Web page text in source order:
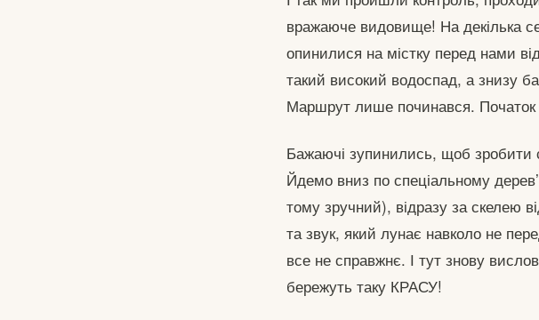
вражаюче видовище! На декілька
опинилися на містку перед нами
такий високий водоспад, а знизу
Маршрут лише починався.
Бажаючі зупинились, щоб зробити
Йдемо вниз по спеціальному
тому зручний), відразу за скелею
та звук, який лунає навколо не
все не справжнє. І тут знову
бережуть таку КРАСУ!